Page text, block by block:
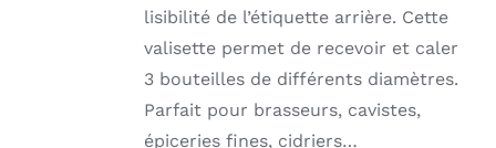
lisibilité de l’étiquette arrière. Cette
valisette permet de recevoir et caler
3 bouteilles de différents diamètres.
Parfait pour brasseurs, cavistes,
épiceries fines, cidriers…